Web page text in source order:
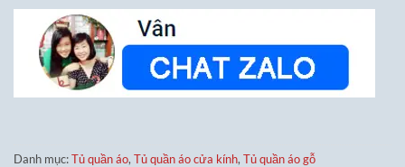
Danh mục:Tủ quần áo, Tủ quần áo cửa kính, Tủ quần áo gỗ